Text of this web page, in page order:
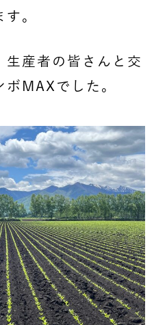
。
生産者の皆さんと交
MAXでした。